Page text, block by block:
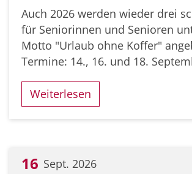
Auch 2026 werden wieder drei
für Seniorinnen und Senioren
Motto "Urlaub ohne Koffer"
Termine: 14., 16. und 18.
Weiterlesen
16 Sept. 2026